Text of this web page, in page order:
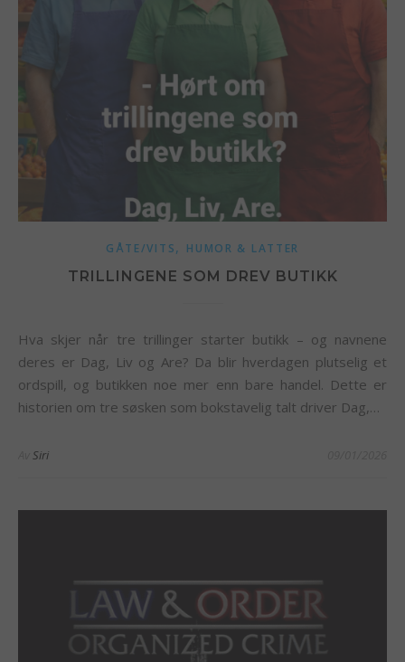
GÅTE/VITS, HUMOR & LATTER
TRILLINGENE SOM DREV BUTIKK
Hva skjer når tre trillinger starter butikk – og navnene
deres er Dag, Liv og Are? Da blir hverdagen plutselig et
ordspill, og butikken noe mer enn bare handel. Dette er
historien om tre søsken som bokstavelig talt driver Dag,…
Siri